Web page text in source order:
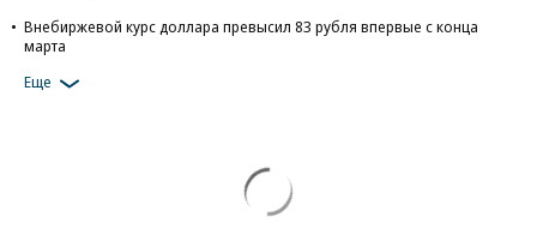
Внебиржевой курс доллара превысил 83 рубля впервые с конца
марта
Еще